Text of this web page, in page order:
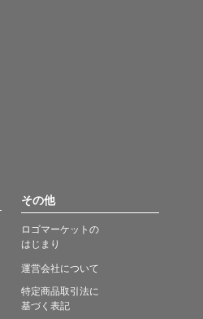
その他
ロゴマーケットの
はじまり
運営会社について
特定商品取引法に
基づく表記